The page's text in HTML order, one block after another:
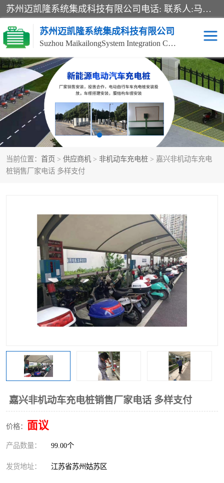
苏州迈凯隆系统集成科技有限公司电话: 联系人:马杰森 销售安装视频监控、报警系统、电话交换机、门禁考勤、巡更系统、呼叫对讲系统、停车场道闸、智能家居、广播系统、综合布线、办公设备、电子商务软件、网络工程、酒店门锁系列 系统集成、VOD视频点播、LED显示屏、节能产品、USP电源、收银机等弱电及智能化项目。
苏州迈凯隆系统集成科技有限公司
Suzhou MaikailongSystem Integration Co., Ltd.
当前位置： 首页 > 供应商机 > 非机动车充电桩 > 嘉兴非机动车充电
桩销售厂家电话 多样支付
嘉兴非机动车充电桩销售厂家电话 多样支付
价格： 面议
产品数量： 99.00个
发货地址： 江苏省苏州姑苏区
非机动车充电桩 电瓶车充电桩
电动自行车充电桩 两轮电动车充电桩
充电桩